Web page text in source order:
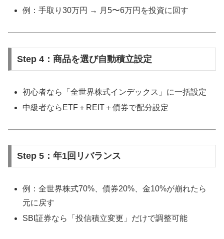
例：手取り30万円 → 月5〜6万円を投資に回す
Step 4：商品を選び自動積立設定
初心者なら「全世界株式インデックス」に一括設定
中級者ならETF＋REIT＋債券で配分設定
Step 5：年1回リバランス
例：全世界株式70%、債券20%、金10%が崩れたら
元に戻す
SBI証券なら「投信積立変更」だけで調整可能